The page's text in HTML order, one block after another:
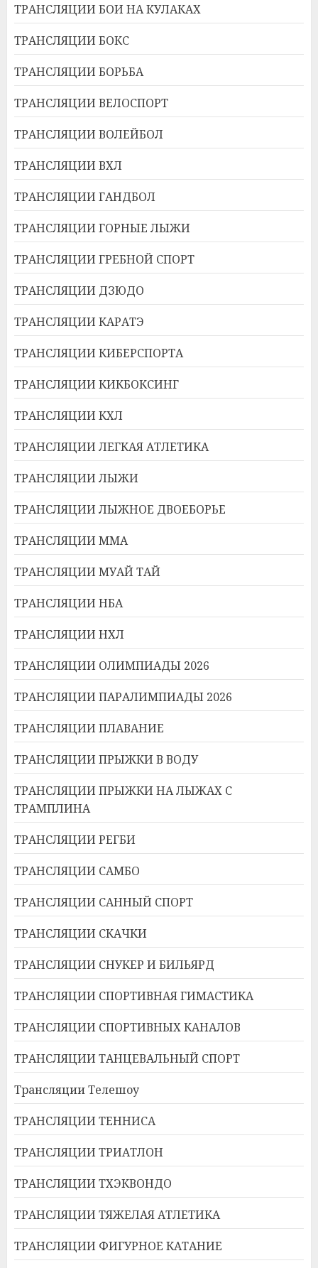
ТРАНСЛЯЦИИ БОИ НА КУЛАКАХ
ТРАНСЛЯЦИИ БОКС
ТРАНСЛЯЦИИ БОРЬБА
ТРАНСЛЯЦИИ ВЕЛОСПОРТ
ТРАНСЛЯЦИИ ВОЛЕЙБОЛ
ТРАНСЛЯЦИИ ВХЛ
ТРАНСЛЯЦИИ ГАНДБОЛ
ТРАНСЛЯЦИИ ГОРНЫЕ ЛЫЖИ
ТРАНСЛЯЦИИ ГРЕБНОЙ СПОРТ
ТРАНСЛЯЦИИ ДЗЮДО
ТРАНСЛЯЦИИ КАРАТЭ
ТРАНСЛЯЦИИ КИБЕРСПОРТА
ТРАНСЛЯЦИИ КИКБОКСИНГ
ТРАНСЛЯЦИИ КХЛ
ТРАНСЛЯЦИИ ЛЕГКАЯ АТЛЕТИКА
ТРАНСЛЯЦИИ ЛЫЖИ
ТРАНСЛЯЦИИ ЛЫЖНОЕ ДВОЕБОРЬЕ
ТРАНСЛЯЦИИ ММА
ТРАНСЛЯЦИИ МУАЙ ТАЙ
ТРАНСЛЯЦИИ НБА
ТРАНСЛЯЦИИ НХЛ
ТРАНСЛЯЦИИ ОЛИМПИАДЫ 2026
ТРАНСЛЯЦИИ ПАРАЛИМПИАДЫ 2026
ТРАНСЛЯЦИИ ПЛАВАНИЕ
ТРАНСЛЯЦИИ ПРЫЖКИ В ВОДУ
ТРАНСЛЯЦИИ ПРЫЖКИ НА ЛЫЖАХ С
ТРАМПЛИНА
ТРАНСЛЯЦИИ РЕГБИ
ТРАНСЛЯЦИИ САМБО
ТРАНСЛЯЦИИ САННЫЙ СПОРТ
ТРАНСЛЯЦИИ СКАЧКИ
ТРАНСЛЯЦИИ СНУКЕР И БИЛЬЯРД
ТРАНСЛЯЦИИ СПОРТИВНАЯ ГИМАСТИКА
ТРАНСЛЯЦИИ СПОРТИВНЫХ КАНАЛОВ
ТРАНСЛЯЦИИ ТАНЦЕВАЛЬНЫЙ СПОРТ
Трансляции Телешоу
ТРАНСЛЯЦИИ ТЕННИСА
ТРАНСЛЯЦИИ ТРИАТЛОН
ТРАНСЛЯЦИИ ТХЭКВОНДО
ТРАНСЛЯЦИИ ТЯЖЕЛАЯ АТЛЕТИКА
ТРАНСЛЯЦИИ ФИГУРНОЕ КАТАНИЕ